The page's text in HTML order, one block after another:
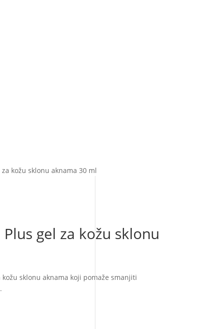
kožu sklonu aknama 30 ml
gel za kožu sklonu
sklonu aknama koji pomaže smanjiti